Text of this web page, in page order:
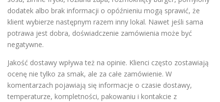
dodatek albo brak informacji o opóźnieniu mogą sprawić, że
klient wybierze następnym razem inny lokal. Nawet jeśli sama
potrawa jest dobra, doświadczenie zamówienia może być
negatywne.
Jakość dostawy wpływa też na opinie. Klienci często zostawiają
ocenę nie tylko za smak, ale za całe zamówienie. W
komentarzach pojawiają się informacje o czasie dostawy,
temperaturze, kompletności, pakowaniu i kontakcie z